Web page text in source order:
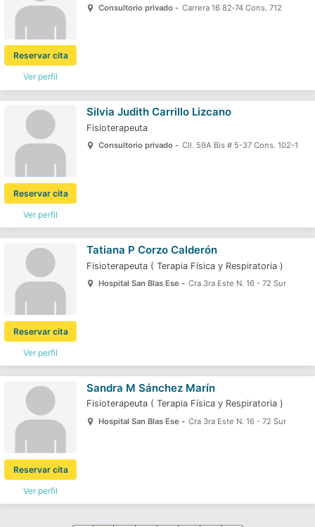
Ver perfil
Reservar cita
Consultorio privado - Carrera 16 82‐74 Cons. 712
Ver perfil
Reservar cita
Silvia Judith Carrillo Lizcano
Fisioterapeuta
Consultorio privado - Cll. 59A Bis # 5-37 Cons. 102-1
Ver perfil
Reservar cita
Tatiana P Corzo Calderón
Fisioterapeuta ( Terapia Física y Respiratoria )
Hospital San Blas Ese - Cra 3ra Este N. 16 - 72 Sur
Ver perfil
Reservar cita
Sandra M Sánchez Marín
Fisioterapeuta ( Terapia Física y Respiratoria )
Hospital San Blas Ese - Cra 3ra Este N. 16 - 72 Sur